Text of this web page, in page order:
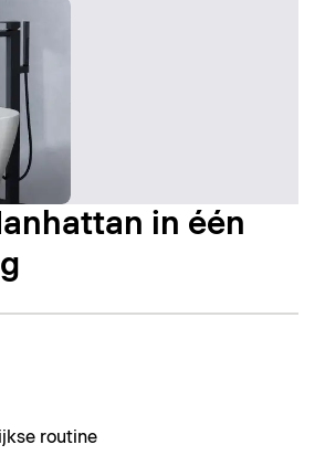
in één
routine